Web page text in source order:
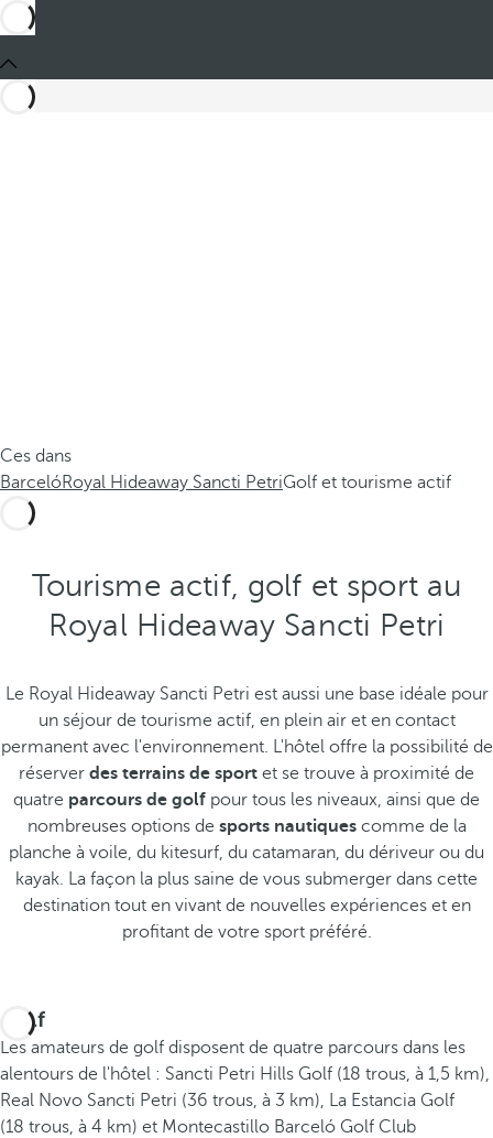
Ces dans
BarcelóRoyal Hideaway Sancti PetriGolf et tourisme actif
Tourisme actif, golf et sport au
Royal Hideaway Sancti Petri
Le Royal Hideaway Sancti Petri est aussi une base idéale pour
un séjour de tourisme actif, en plein air et en contact
permanent avec l'environnement. L'hôtel offre la possibilité de
réserver des terrains de sport et se trouve à proximité de
quatre parcours de golf pour tous les niveaux, ainsi que de
nombreuses options de sports nautiquescomme de la
planche à voile, du kitesurf, du catamaran, du dériveur ou du
kayak. La façon la plus saine de vous submerger dans cette
destination tout en vivant de nouvelles expériences et en
profitant de votre sport préféré.
Golf
Les amateurs de golf disposent de quatre parcours dans les
alentours de l'hôtel : Sancti Petri Hills Golf (18 trous, à 1,5 km),
Real Novo Sancti Petri (36 trous, à 3 km), La Estancia Golf
(18 trous, à 4 km) et Montecastillo Barceló Golf Club